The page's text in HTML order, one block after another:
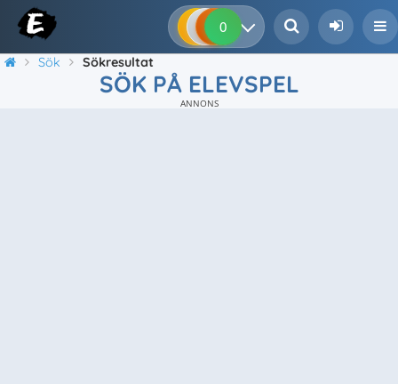
0 0 0
Sök Sökresultat
SÖK PÅ ELEVSPEL
ANNONS